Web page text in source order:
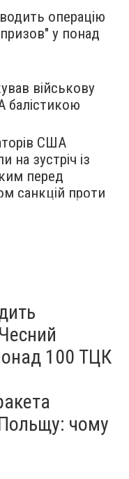
операцію
у понад
військову
балістикою
США
на зустріч із
перед
санкцій проти
100 ТЦК
чому